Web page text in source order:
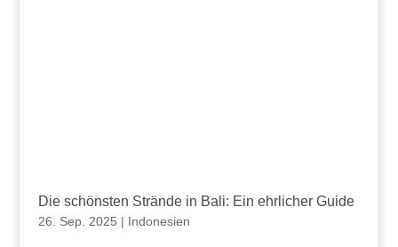
Die schönsten Strände in Bali: Ein ehrlicher Guide
26. Sep. 2025 | Indonesien